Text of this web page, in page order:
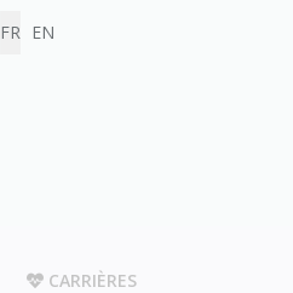
Sélectionnez votre langue
FR EN
CARRIÈRES